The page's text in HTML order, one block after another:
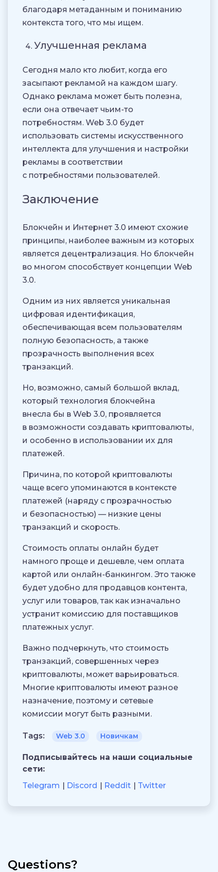
благодаря метаданным и пониманию
контекста того, что мы ищем.
Улучшенная реклама
Сегодня мало кто любит, когда его
засыпают рекламой на каждом шагу.
Однако реклама может быть полезна,
если она отвечает чьим-то
потребностям. Web 3.0 будет
использовать системы искусственного
интеллекта для улучшения и настройки
рекламы в соответствии
с потребностями пользователей.
Заключение
Блокчейн и Интернет 3.0 имеют схожие
принципы, наиболее важным из которых
является децентрализация. Но блокчейн
во многом способствует концепции Web
3.0.
Одним из них является уникальная
цифровая идентификация,
обеспечивающая всем пользователям
полную безопасность, а также
прозрачность выполнения всех
транзакций.
Но, возможно, самый большой вклад,
который технология блокчейна
внесла бы в Web 3.0, проявляется
в возможности создавать криптовалюты,
и особенно в использовании их для
платежей.
Причина, по которой криптовалюты
чаще всего упоминаются в контексте
платежей (наряду с прозрачностью
и безопасностью) — низкие цены
транзакций и скорость.
Стоимость оплаты онлайн будет
намного проще и дешевле, чем оплата
картой или онлайн-банкингом. Это также
будет удобно для продавцов контента,
услуг или товаров, так как изначально
устранит комиссию для поставщиков
платежных услуг.
Важно подчеркнуть, что стоимость
транзакций, совершенных через
криптовалюты, может варьироваться.
Многие криптовалюты имеют разное
назначение, поэтому и сетевые
комиссии могут быть разными.
Tags: Web 3.0 Новичкам
Подписывайтесь на наши социальные
сети:
Telegram
Discord Reddit Twitter
Questions?